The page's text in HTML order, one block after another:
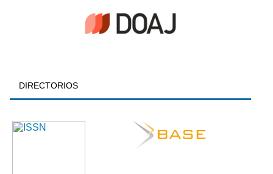
DIRECTORIOS